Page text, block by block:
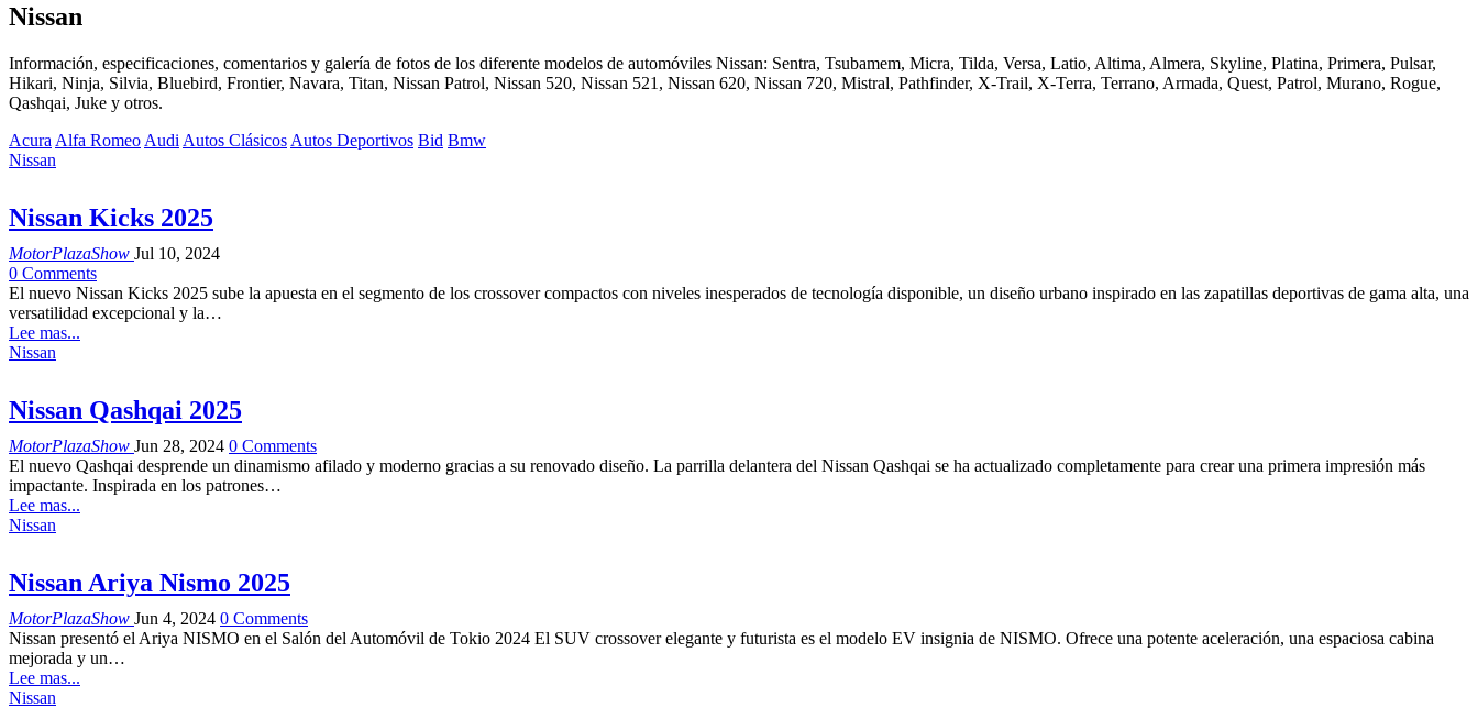
Nissan
Información, especificaciones, comentarios y galería de fotos de los diferente modelos de automóviles Nissan: Sentra, Tsubamem, Micra, Tilda, Versa, Latio, Altima, Almera, Skyline, Platina, Primera, Pulsar,
Hikari, Ninja, Silvia, Bluebird, Frontier, Navara, Titan, Nissan Patrol, Nissan 520, Nissan 521, Nissan 620, Nissan 720, Mistral, Pathfinder, X-Trail, X-Terra, Terrano, Armada, Quest, Patrol, Murano, Rogue,
Qashqai, Juke y otros.
Acura Alfa Romeo Audi Autos Clásicos Autos Deportivos Bid Bmw
Nissan
Nissan Kicks 2025
MotorPlazaShow Jul 10, 2024
0 Comments
El nuevo Nissan Kicks 2025 sube la apuesta en el segmento de los crossover compactos con niveles inesperados de tecnología disponible, un diseño urbano inspirado en las zapatillas deportivas de gama alta, una
versatilidad excepcional y la…
Lee mas...
Nissan
Nissan Qashqai 2025
MotorPlazaShow Jun 28, 2024 0 Comments
El nuevo Qashqai desprende un dinamismo afilado y moderno gracias a su renovado diseño. La parrilla delantera del Nissan Qashqai se ha actualizado completamente para crear una primera impresión más
impactante. Inspirada en los patrones…
Lee mas...
Nissan
Nissan Ariya Nismo 2025
MotorPlazaShow Jun 4, 2024 0 Comments
Nissan presentó el Ariya NISMO en el Salón del Automóvil de Tokio 2024 El SUV crossover elegante y futurista es el modelo EV insignia de NISMO. Ofrece una potente aceleración, una espaciosa cabina
mejorada y un…
Lee mas...
Nissan